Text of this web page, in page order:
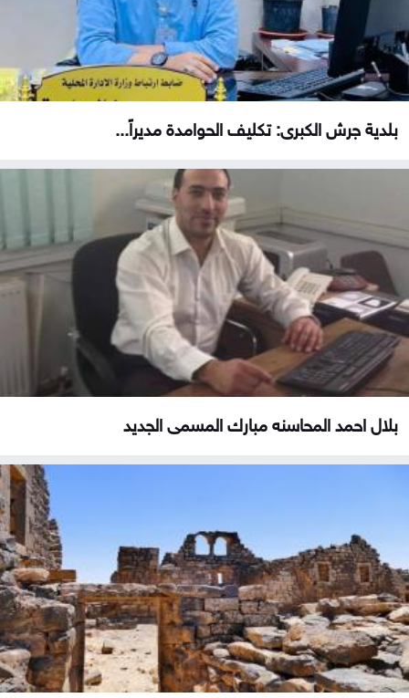
بلدية جرش الكبرى: تكليف الحوامدة مديراً...
بلال احمد المحاسنه مبارك المسمى الجديد